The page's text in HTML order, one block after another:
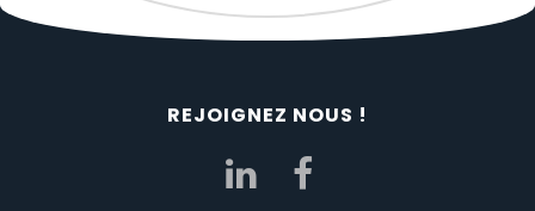
REJOIGNEZ NOUS !